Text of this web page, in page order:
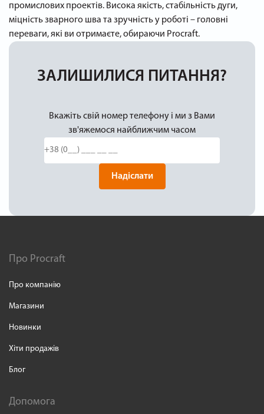
промислових проектів. Висока якість, стабільність дуги,
міцність зварного шва та зручність у роботі – головні
переваги, які ви отримаєте, обираючи Procraft.
ЗАЛИШИЛИСЯ ПИТАННЯ?
Вкажіть свій номер телефону і ми з Вами
зв'яжемося найближчим часом
Надіслати
Про Procraft
Про компанію
Магазини
Новинки
Хіти продажів
Блог
Допомога